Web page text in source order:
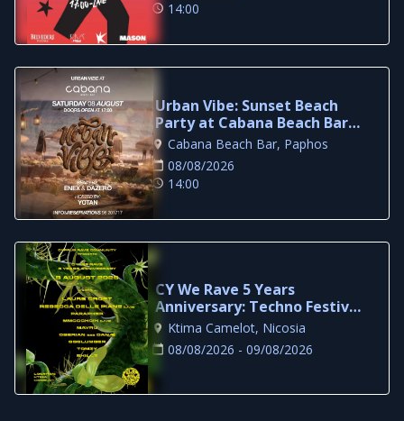
14:00
Urban Vibe: Sunset Beach
Party at Cabana Beach Bar,
Paphos
Cabana Beach Bar, Paphos
08/08/2026
14:00
CY We Rave 5 Years
Anniversary: Techno Festival
at Ktima Camelot
Ktima Camelot, Nicosia
08/08/2026 - 09/08/2026